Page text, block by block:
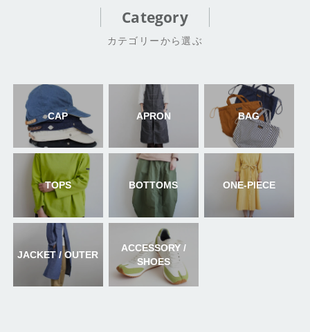
Category
カテゴリーから選ぶ
CAP APRON BAG
TOPS BOTTOMS ONE-PIECE
JACKET / OUTER
ACCESSORY /
SHOES